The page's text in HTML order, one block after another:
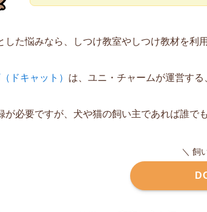
した悩みなら、しつけ教室やしつけ教材を利
ドキャット） は、ユニ・チャームが運営する
が必要ですが、犬や猫の飼い主であれば誰でも
＼ 飼